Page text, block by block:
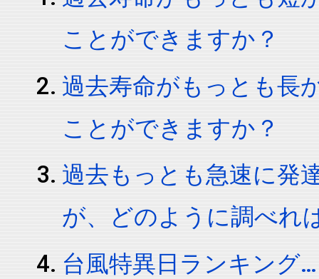
ことができますか？
過去寿命がもっとも長
ことができますか？
過去もっとも急速に発
が、どのように調べれ
台風特異日ランキング